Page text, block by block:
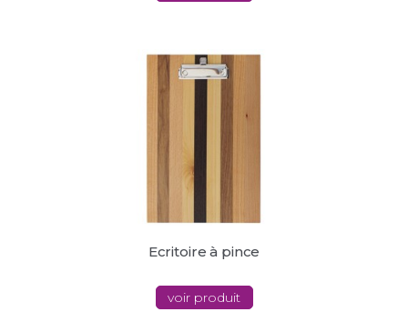
Ecritoire à pince
voir produit